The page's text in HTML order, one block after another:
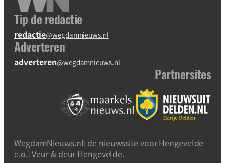
Tip de redactie
redactie@wegdamnieuws.nl
Adverteren
adverteren@wegdamnieuws.nl
Partnersites
WegdamNieuws.nl: de nieuwssite voor Hengevelde
e.o.! Veur & deur Hengevelde.